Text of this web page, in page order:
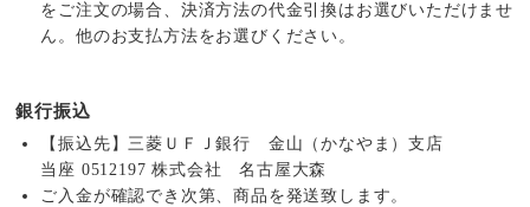
をご注文の場合、決済方法の代金引換はお選びいただけませ
ん。他のお支払方法をお選びください。
銀行振込
【振込先】三菱ＵＦＪ銀行 金山（かなやま）支店
当座 0512197 株式会社 名古屋大森
ご入金が確認でき次第、商品を発送致します。